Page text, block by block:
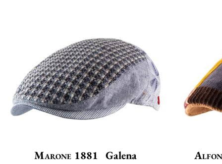
Marone 1881 Galena